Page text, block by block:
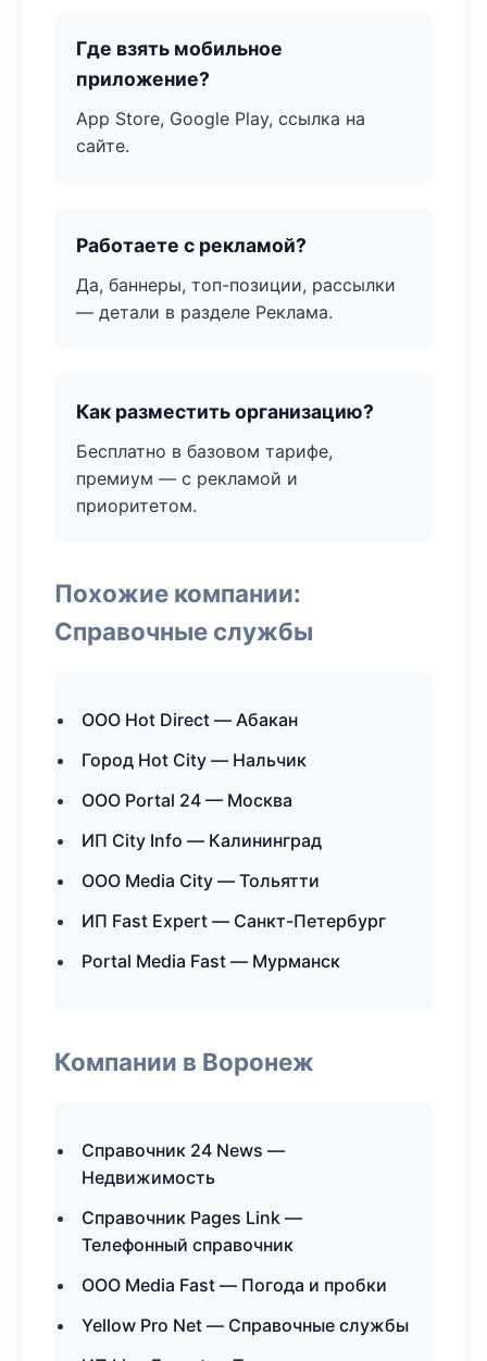
Где взять мобильное
приложение?
App Store, Google Play, ссылка на
сайте.
Работаете с рекламой?
Да, баннеры, топ-позиции, рассылки
— детали в разделе Реклама.
Как разместить организацию?
Бесплатно в базовом тарифе,
премиум — с рекламой и
приоритетом.
Похожие компании:
Справочные службы
ООО Hot Direct — Абакан
Город Hot City — Нальчик
ООО Portal 24 — Москва
ИП City Info — Калининград
ООО Media City — Тольятти
ИП Fast Expert — Санкт-Петербург
Portal Media Fast — Мурманск
Компании в Воронеж
Справочник 24 News —
Недвижимость
Справочник Pages Link —
Телефонный справочник
ООО Media Fast — Погода и пробки
Yellow Pro Net — Справочные службы